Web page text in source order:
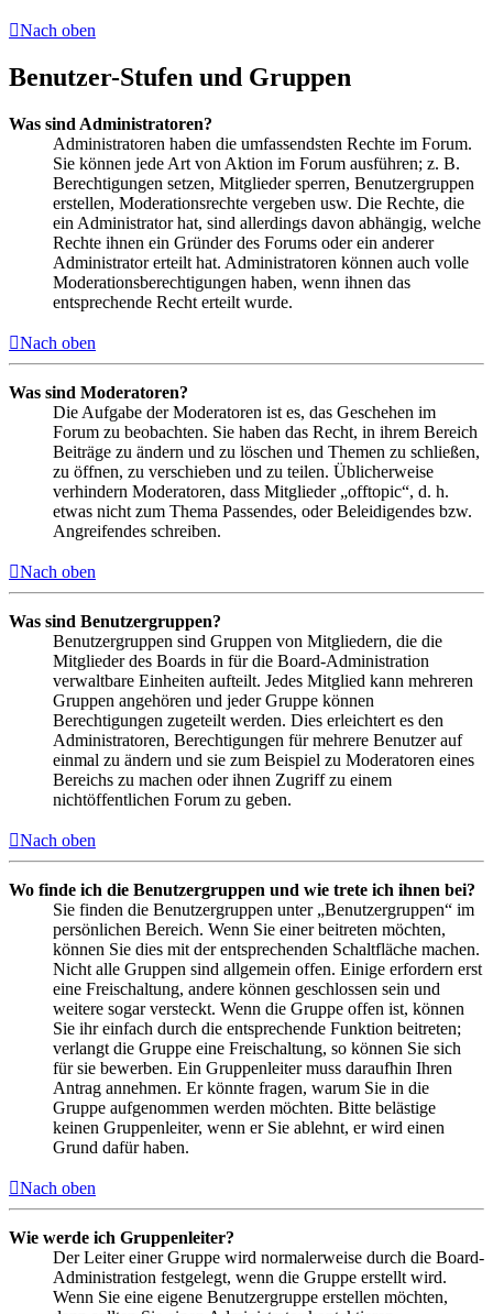
Nach oben
Benutzer-Stufen und Gruppen
Was sind Administratoren?
Administratoren haben die umfassendsten Rechte im Forum.
Sie können jede Art von Aktion im Forum ausführen; z. B.
Berechtigungen setzen, Mitglieder sperren, Benutzergruppen
erstellen, Moderationsrechte vergeben usw. Die Rechte, die
ein Administrator hat, sind allerdings davon abhängig, welche
Rechte ihnen ein Gründer des Forums oder ein anderer
Administrator erteilt hat. Administratoren können auch volle
Moderationsberechtigungen haben, wenn ihnen das
entsprechende Recht erteilt wurde.
Nach oben
Was sind Moderatoren?
Die Aufgabe der Moderatoren ist es, das Geschehen im
Forum zu beobachten. Sie haben das Recht, in ihrem Bereich
Beiträge zu ändern und zu löschen und Themen zu schließen,
zu öffnen, zu verschieben und zu teilen. Üblicherweise
verhindern Moderatoren, dass Mitglieder „offtopic“, d. h.
etwas nicht zum Thema Passendes, oder Beleidigendes bzw.
Angreifendes schreiben.
Nach oben
Was sind Benutzergruppen?
Benutzergruppen sind Gruppen von Mitgliedern, die die
Mitglieder des Boards in für die Board-Administration
verwaltbare Einheiten aufteilt. Jedes Mitglied kann mehreren
Gruppen angehören und jeder Gruppe können
Berechtigungen zugeteilt werden. Dies erleichtert es den
Administratoren, Berechtigungen für mehrere Benutzer auf
einmal zu ändern und sie zum Beispiel zu Moderatoren eines
Bereichs zu machen oder ihnen Zugriff zu einem
nichtöffentlichen Forum zu geben.
Nach oben
Wo finde ich die Benutzergruppen und wie trete ich ihnen bei?
Sie finden die Benutzergruppen unter „Benutzergruppen“ im
persönlichen Bereich. Wenn Sie einer beitreten möchten,
können Sie dies mit der entsprechenden Schaltfläche machen.
Nicht alle Gruppen sind allgemein offen. Einige erfordern erst
eine Freischaltung, andere können geschlossen sein und
weitere sogar versteckt. Wenn die Gruppe offen ist, können
Sie ihr einfach durch die entsprechende Funktion beitreten;
verlangt die Gruppe eine Freischaltung, so können Sie sich
für sie bewerben. Ein Gruppenleiter muss daraufhin Ihren
Antrag annehmen. Er könnte fragen, warum Sie in die
Gruppe aufgenommen werden möchten. Bitte belästige
keinen Gruppenleiter, wenn er Sie ablehnt, er wird einen
Grund dafür haben.
Nach oben
Wie werde ich Gruppenleiter?
Der Leiter einer Gruppe wird normalerweise durch die Board-
Administration festgelegt, wenn die Gruppe erstellt wird.
Wenn Sie eine eigene Benutzergruppe erstellen möchten,